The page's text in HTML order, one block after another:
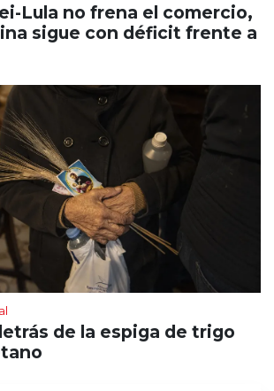
Lula no frena el comercio,
sigue con déficit frente a
de la espiga de trigo